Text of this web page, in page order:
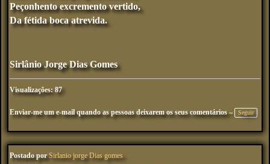
Peçonhento excremento vertido,
Da fétida boca atrevida.
Sirlânio Jorge Dias Gomes
Visualizações: 87
Enviar-me um e-mail quando as pessoas deixarem os seus comentários – Seguir
Postado porSirlanio jorge Dias gomes